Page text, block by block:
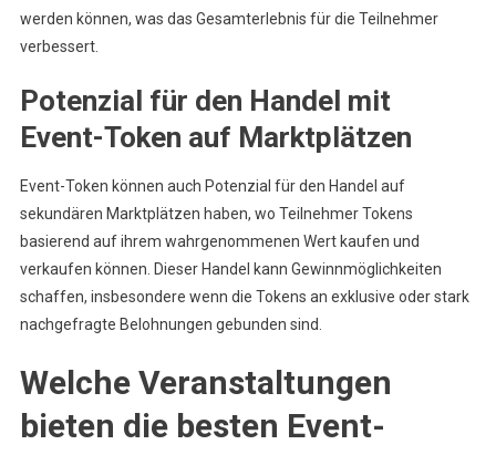
werden können, was das Gesamterlebnis für die Teilnehmer
verbessert.
Potenzial für den Handel mit
Event-Token auf Marktplätzen
Event-Token können auch Potenzial für den Handel auf
sekundären Marktplätzen haben, wo Teilnehmer Tokens
basierend auf ihrem wahrgenommenen Wert kaufen und
verkaufen können. Dieser Handel kann Gewinnmöglichkeiten
schaffen, insbesondere wenn die Tokens an exklusive oder stark
nachgefragte Belohnungen gebunden sind.
Welche Veranstaltungen
bieten die besten Event-